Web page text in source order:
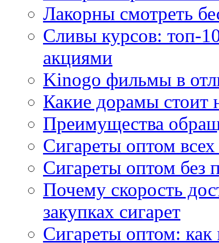
Лакорны смотреть
Сливы курсов: топ-
акциями
Kinogo фильмы в
Какие дорамы стоит
Преимущества
Сигареты оптом
Сигареты оптом без
Почему скорость
закупках сигарет
Сигареты оптом: